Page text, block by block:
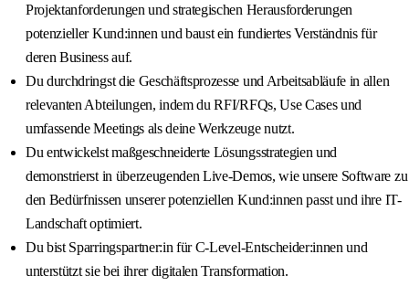
Projektanforderungen und strategischen Herausforderungen
potenzieller Kund:innen und baust ein fundiertes Verständnis für
deren Business auf.
Du durchdringst die Geschäftsprozesse und Arbeitsabläufe in allen
relevanten Abteilungen, indem du RFI/RFQs, Use Cases und
umfassende Meetings als deine Werkzeuge nutzt.
Du entwickelst maßgeschneiderte Lösungsstrategien und
demonstrierst in überzeugenden Live-Demos, wie unsere Software zu
den Bedürfnissen unserer potenziellen Kund:innen passt und ihre IT-
Landschaft optimiert.
Du bist Sparringspartner:in für C-Level-Entscheider:innen und
unterstützt sie bei ihrer digitalen Transformation.